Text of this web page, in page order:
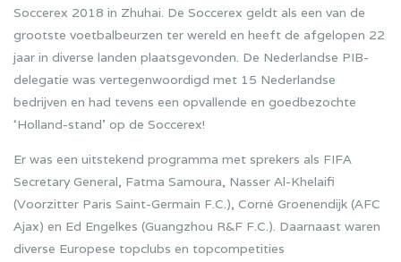
Soccerex 2018 in Zhuhai. De Soccerex geldt als een van de
grootste voetbalbeurzen ter wereld en heeft de afgelopen 22
jaar in diverse landen plaatsgevonden. De Nederlandse PIB-
delegatie was vertegenwoordigd met 15 Nederlandse
bedrijven en had tevens een opvallende en goedbezochte
‘Holland-stand’ op de Soccerex!
Er was een uitstekend programma met sprekers als FIFA
Secretary General, Fatma Samoura, Nasser Al-Khelaifi
(Voorzitter Paris Saint-Germain F.C.), Corné Groenendijk (AFC
Ajax) en Ed Engelkes (Guangzhou R&F F.C.). Daarnaast waren
diverse Europese topclubs en topcompetities